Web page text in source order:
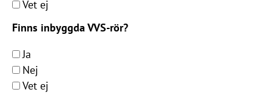
Vet ej
Finns inbyggda VVS-rör?
Ja
Nej
Vet ej